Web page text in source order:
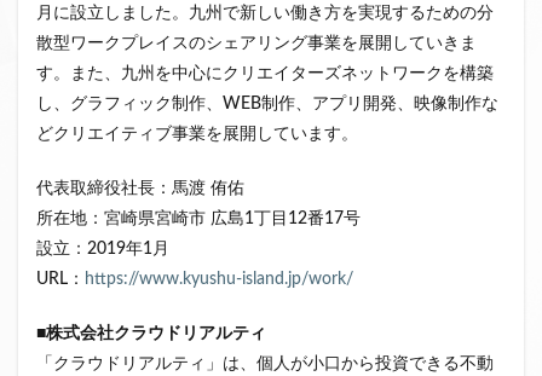
月に設立しました。九州で新しい働き方を実現するための分
散型ワークプレイスのシェアリング事業を展開していきま
す。また、九州を中心にクリエイターズネットワークを構築
し、グラフィック制作、WEB制作、アプリ開発、映像制作な
どクリエイティブ事業を展開しています。
代表取締役社長：馬渡 侑佑
所在地：宮崎県宮崎市 広島1丁目12番17号
設立：2019年1月
URL： https://www.kyushu-island.jp/work/
■株式会社クラウドリアルティ
「クラウドリアルティ」は、個人が小口から投資できる不動